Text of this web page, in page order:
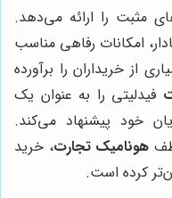
مثبت را ارائه می‌دهد.
امکانات رفاهی مناسب
از خریداران را برآورده
فیدلیتی را به عنوان یک
خود پیشنهاد می‌کند.
هونامیک تجارت، خرید
کرده است.